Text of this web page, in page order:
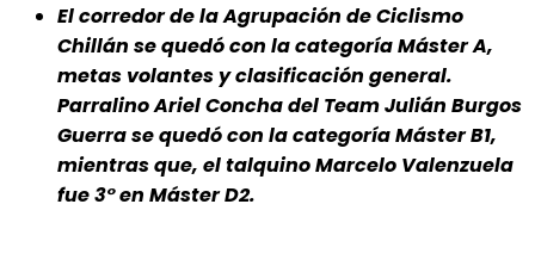
El corredor de la Agrupación de Ciclismo
Chillán se quedó con la categoría Máster A,
metas volantes y clasificación general.
Parralino Ariel Concha del Team Julián Burgos
Guerra se quedó con la categoría Máster B1,
mientras que, el talquino Marcelo Valenzuela
fue 3° en Máster D2.